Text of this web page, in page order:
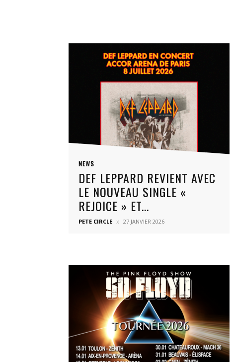
NEWS
DEF LEPPARD REVIENT AVEC
LE NOUVEAU SINGLE «
REJOICE » ET...
PETE CIRCLE 27 JANVIER 2026